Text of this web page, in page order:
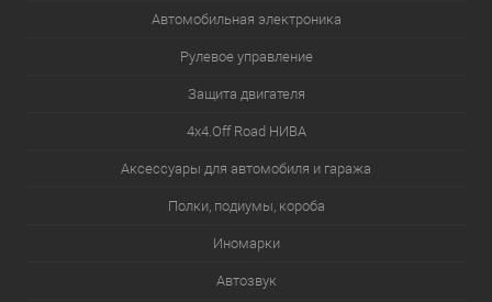
Автомобильная электроника
Рулевое управление
Защита двигателя
4х4.Off Road НИВА
Аксессуары для автомобиля и гаража
Полки, подиумы, короба
Иномарки
Автозвук